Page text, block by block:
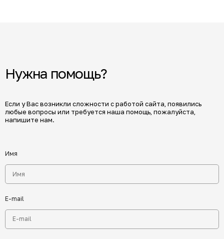
Нужна помощь?
Если у Вас возникли сложности с работой сайта, появились
любые вопросы или требуется наша помощь, пожалуйста,
напишите нам.
Имя
E-mail